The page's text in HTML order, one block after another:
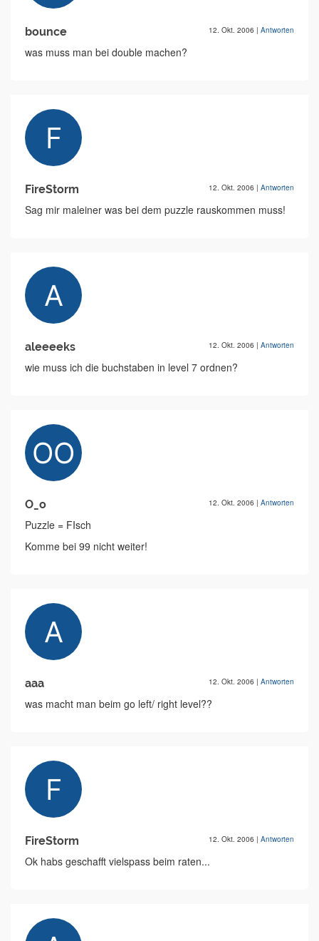
bounce 12. Okt. 2006 | Antworten
was muss man bei double machen?
FireStorm 12. Okt. 2006 | Antworten
Sag mir maleiner was bei dem puzzle rauskommen muss!
aleeeeks 12. Okt. 2006 | Antworten
wie muss ich die buchstaben in level 7 ordnen?
O_o 12. Okt. 2006 | Antworten
Puzzle = FIsch
Komme bei 99 nicht weiter!
aaa 12. Okt. 2006 | Antworten
was macht man beim go left/ right level??
FireStorm 12. Okt. 2006 | Antworten
Ok habs geschafft vielspass beim raten...